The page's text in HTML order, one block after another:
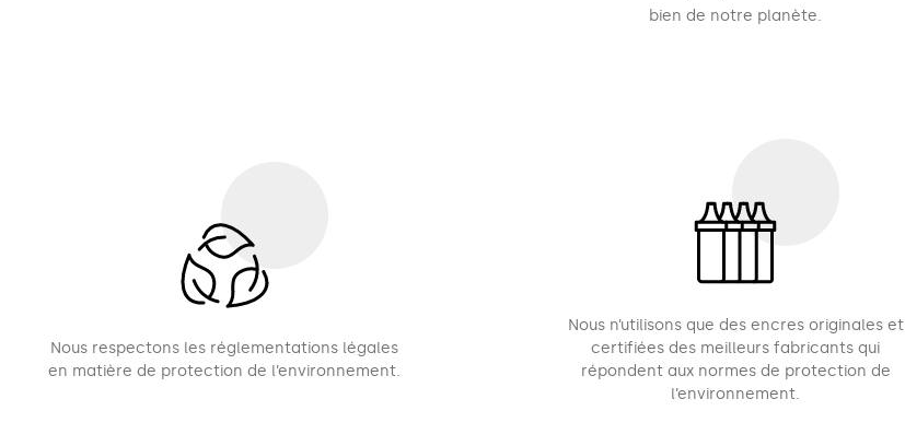
bien de notre planète.
Nous respectons les réglementations légales
en matière de protection de l’environnement.
Nous n’utilisons que des encres originales et
certifiées des meilleurs fabricants qui
répondent aux normes de protection de
l’environnement.